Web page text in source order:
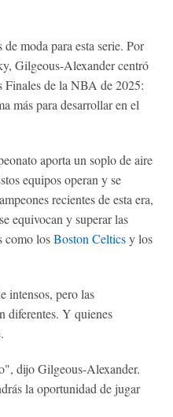
moda para esta serie. Por
Gilgeous-Alexander centró
Finales de la NBA de 2025:
más para desarrollar en el
aporta un soplo de aire
equipos operan y se
recientes de esta era,
equivocan y superar las
como losBoston Celticsy los
intensos, pero las
diferentes. Y quienes
dijo Gilgeous-Alexander.
la oportunidad de jugar